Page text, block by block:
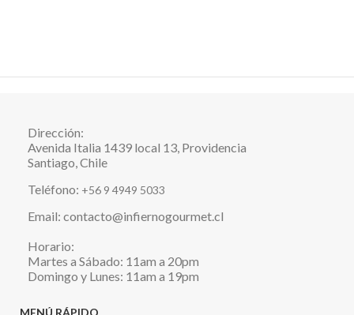
Dirección:
Avenida Italia 1439 local 13, Providencia
Santiago, Chile
Teléfono: +56 9 4949 5033
Email: contacto@infiernogourmet.cl
Horario:
Martes a Sábado: 11am a 20pm
Domingo y Lunes: 11am a 19pm
MENÚ RÁPIDO